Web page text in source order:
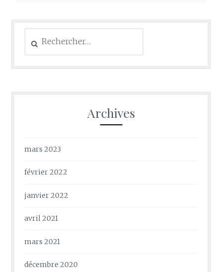
Archives
mars 2023
février 2022
janvier 2022
avril 2021
mars 2021
décembre 2020